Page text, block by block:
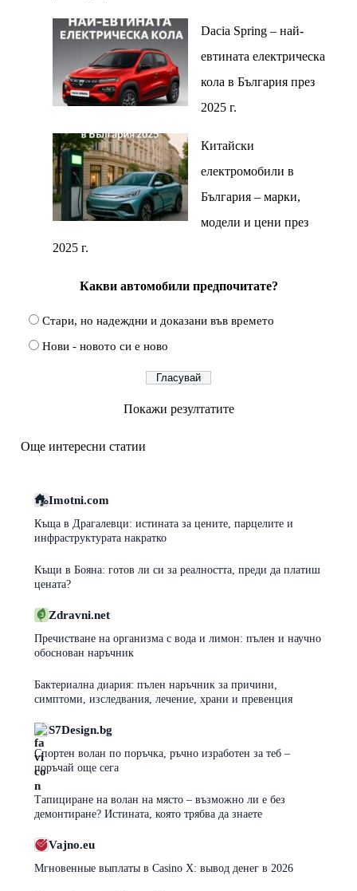
Dacia Spring – най-
евтината електрическа
кола в България през
2025 г.
Китайски
електромобили в
България – марки,
модели и цени през
2025 г.
Какви автомобили предпочитате?
Стари, но надеждни и доказани във времето
Нови - новото си е ново
Покажи резултатите
Още интересни статии
Imotni.com
Къща в Драгалевци: истината за цените, парцелите и
инфраструктурата накратко
Къщи в Бояна: готов ли си за реалността, преди да платиш
цената?
Zdravni.net
Пречистване на организма с вода и лимон: пълен и научно
обоснован наръчник
Бактериална диария: пълен наръчник за причини,
симптоми, изследвания, лечение, храни и превенция
S7Design.bg
Спортен волан по поръчка, ръчно изработен за теб –
поръчай още сега
Тапициране на волан на място – възможно ли е без
демонтиране? Истината, която трябва да знаете
Vajno.eu
Мгновенные выплаты в Casino X: вывод денег в 2026